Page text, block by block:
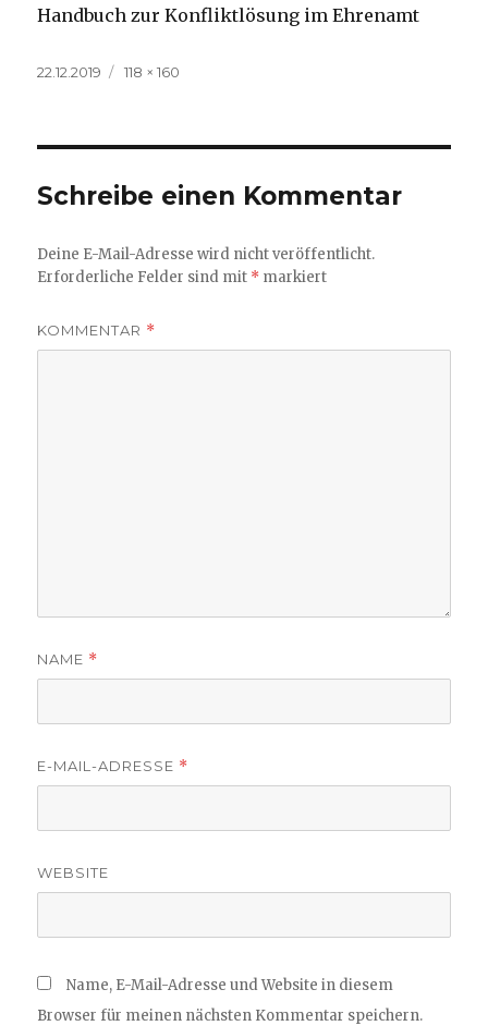
Handbuch zur Konfliktlösung im Ehrenamt
Veröffentlicht
22.12.2019
Volle
118 × 160
Schreibe einen Kommentar
Deine E-Mail-Adresse wird nicht veröffentlicht.
Erforderliche Felder sind mit * markiert
KOMMENTAR *
NAME *
E-MAIL-ADRESSE *
WEBSITE
Name, E-Mail-Adresse und Website in diesem
Browser für meinen nächsten Kommentar speichern.